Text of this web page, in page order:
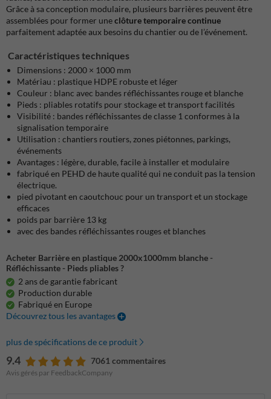
Grâce à sa conception modulaire, plusieurs barrières peuvent être
assemblées pour former uneclôture temporaire continue
parfaitement adaptée aux besoins du chantier ou de l’événement.
Caractéristiques techniques
Dimensions : 2000 × 1000 mm
Matériau : plastique HDPE robuste et léger
Couleur : blanc avec bandes réfléchissantes rouge et blanche
Pieds : pliables rotatifs pour stockage et transport facilités
Visibilité : bandes réfléchissantes de classe 1 conformes à la
signalisation temporaire
Utilisation : chantiers routiers, zones piétonnes, parkings,
événements
Avantages : légère, durable, facile à installer et modulaire
fabriqué en PEHD de haute qualité qui ne conduit pas la tension
électrique.
pied pivotant en caoutchouc pour un transport et un stockage
efficaces
poids par barrière 13 kg
avec des bandes réfléchissantes rouges et blanches
Acheter Barrière en plastique 2000x1000mm blanche -
Réfléchissante - Pieds pliables ?
2 ans de garantie fabricant
Production durable
Fabriqué en Europe
Découvrez tous les avantages
plus de spécifications de ce produit
9.4 7061 commentaires
Avis gérés par FeedbackCompany